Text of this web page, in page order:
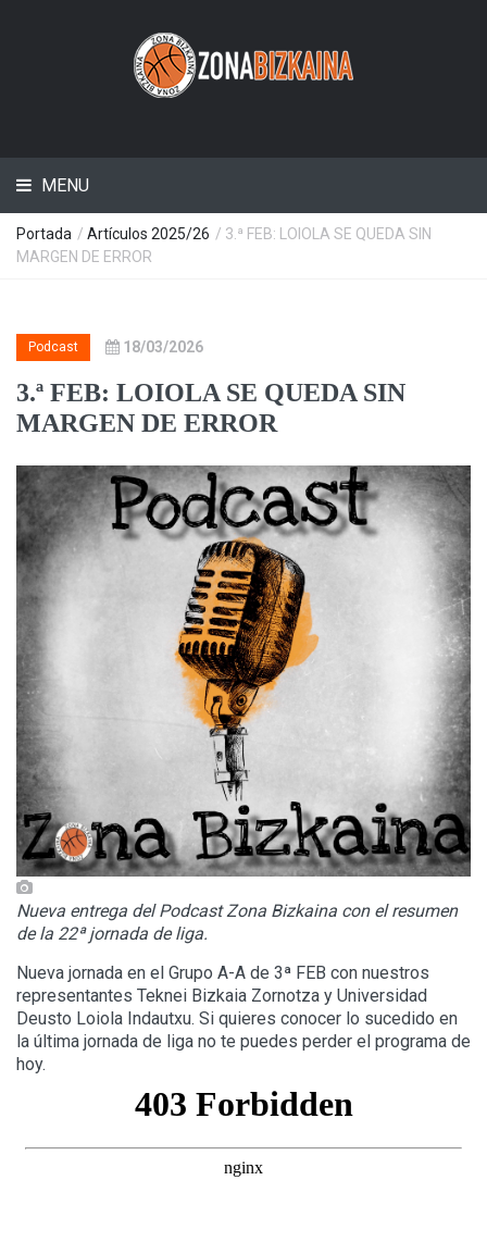
MENU
Portada / Artículos 2025/26 / 3.ª FEB: LOIOLA SE QUEDA SIN
MARGEN DE ERROR
Podcast 18/03/2026
3.ª FEB: LOIOLA SE QUEDA SIN
MARGEN DE ERROR
Nueva entrega del Podcast Zona Bizkaina con el resumen
de la 22ª jornada de liga.
Nueva jornada en el Grupo A-A de 3ª FEB con nuestros
representantes Teknei Bizkaia Zornotza y Universidad
Deusto Loiola Indautxu. Si quieres conocer lo sucedido en
la última jornada de liga no te puedes perder el programa de
hoy.